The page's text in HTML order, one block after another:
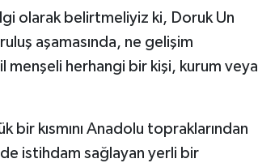
olarak belirtmeliyiz ki, Doruk Un
aşamasında, ne gelişim
menşeli herhangi bir kişi, kurum veya
bir kısmını Anadolu topraklarından
istihdam sağlayan yerli bir